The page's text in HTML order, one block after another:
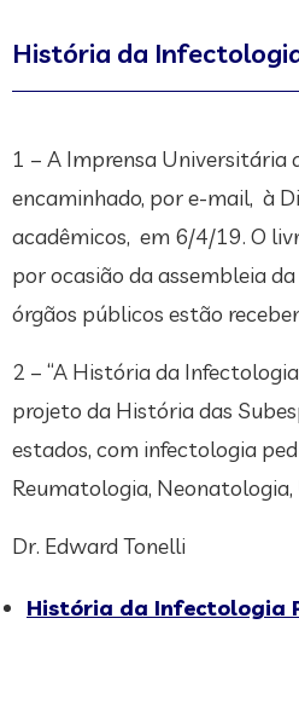
História da
1 – A Imprensa Universitária
encaminhado, por e-mail, à
acadêmicos, em 6/4/19. O
por ocasião da assembleia
órgãos públicos estão
2 – “A História da
projeto da História das
estados, com infectologia
Reumatologia,
Dr. Edward Tonelli
História da Infectologia